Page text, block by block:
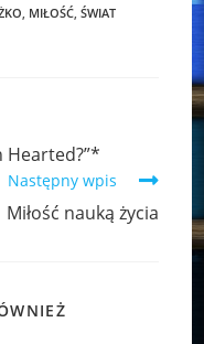
MIŁOŚĆ ŚWIAT
Hearted?”*
Następny wpis
Miłość nauką życia